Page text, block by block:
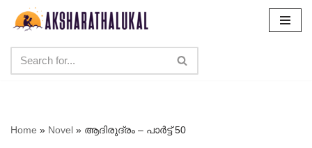
content
Home » Novel » ആദിരുദ്രം – പാർട്ട്‌ 50